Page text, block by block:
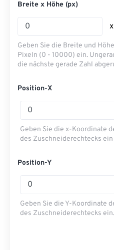
Breite x Höhe (px)
x
Geben Sie die Breite und
Pixeln (0 - 10000) ein.
die nächste gerade Zahl
Position-X
Geben Sie die x-Koordinate
des Zuschneiderechtecks ​​ein
Position-Y
Geben Sie die Y-Koordinate
des Zuschneiderechtecks ​​ein.